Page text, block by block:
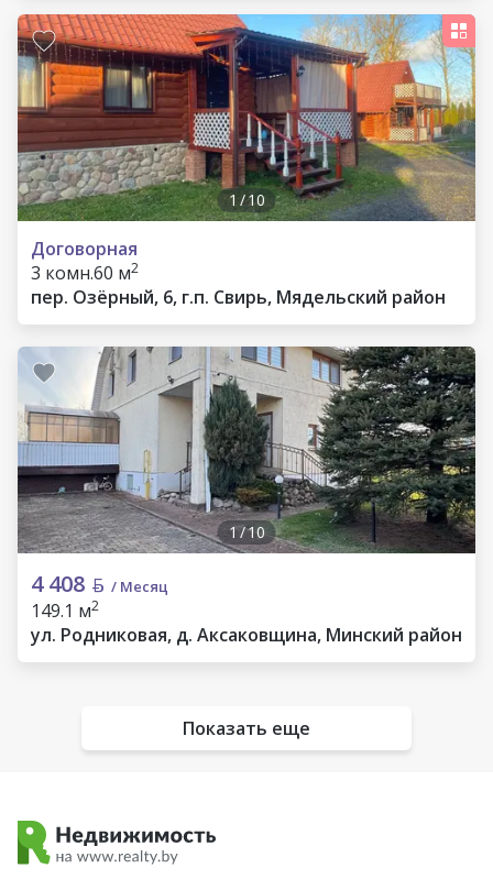
1 /10
Договорная
3 комн.60 м2
пер. Озёрный, 6, г.п. Свирь, Мядельский район
1/10
4 408 / Месяц
149.1 м2
ул. Родниковая, д. Аксаковщина, Минский район
Показать еще